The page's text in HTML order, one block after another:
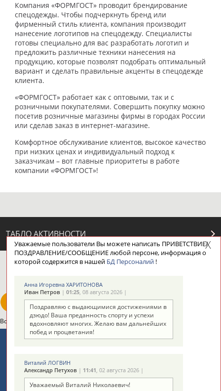
Компания «ФОРМГОСТ» проводит брендирование
спецодежды. Чтобы подчеркнуть бренд или
фирменный стиль клиента, компания производит
нанесение логотипов на спецодежду. Специалисты
готовы специально для вас разработать логотип и
предложить различные техники нанесения на
продукцию, которые позволят подобрать оптимальный
вариант и сделать правильные акценты в спецодежде
клиента.
«ФОРМГОСТ» работает как с оптовыми, так и с
розничными покупателями. Совершить покупку можно
посетив розничные магазины фирмы в городах России
или сделав заказ в интернет-магазине.
Комфортное обслуживание клиентов, высокое качество
при низких ценах и индивидуальный подход к
заказчикам – вот главные приоритеты в работе
компании «ФОРМГОСТ»!
ТАБЛО АКТИВНОСТИ
ЦЕЛИ ПРОЕКТА НАШИ КНОПКИ
Вопросы сотрудничества и совместной деятельностиinform@infosport.ru
Стадион, 1998-2026
Разработка и поддержка ООО НАИТ «Стадион»
Адресов в новостной рассылке: 996
Уважаемые пользователи Вы можете написать ПРИВЕТСТВИЕ/
ПОЗДРАВЛЕНИЕ/СООБЩЕНИЕ любой персоне, информация о
которой содержится в нашей БД Персоналий!
Анна Игоревна ХАРИТОНОВА
Иван Петров| 01:25, 08 августа 2026 |
Поздравляю с выдающимися достижениями в
дзюдо! Ваша преданность спорту и успехи
вдохновляют многих. Желаю вам дальнейших
побед и процветания!
Виталий ЛОГВИН
Александр Петухов| 11:41, 02 августа 2026 |
Уважаемый Виталий Николаевич!